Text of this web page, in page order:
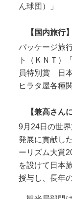
ん球団）」
【国内旅行】
パッケージ旅
ト（ＫＮＴ）
員特別賞 日
ヒラタ屋各種
【兼高さんに
9月24日の世
発展に貢献し
ーリズム大賞
を設けて日本
授与し、長年